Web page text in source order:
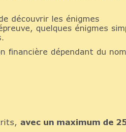
découvrir les énigmes
quelques énigmes
financière dépendant du
avec un maximum de